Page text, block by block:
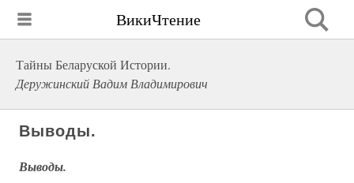
ВикиЧтение
Тайны Беларуской Истории.
Деружинский Вадим Владимирович
Выводы.
Выводы.